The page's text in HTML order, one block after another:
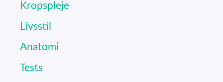
Kropspleje
Livsstil
Anatomi
Tests